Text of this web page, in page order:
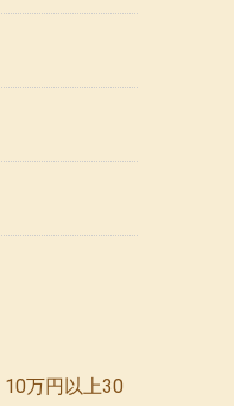
万円以上30